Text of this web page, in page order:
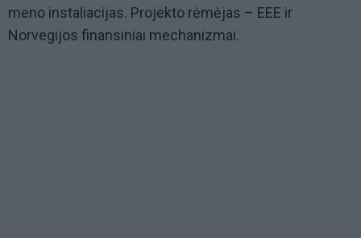
meno instaliacijas. Projekto rėmėjas – EEE ir
Norvegijos finansiniai mechanizmai.